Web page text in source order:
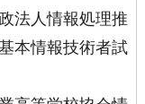
法人情報処理推
本情報技術者試